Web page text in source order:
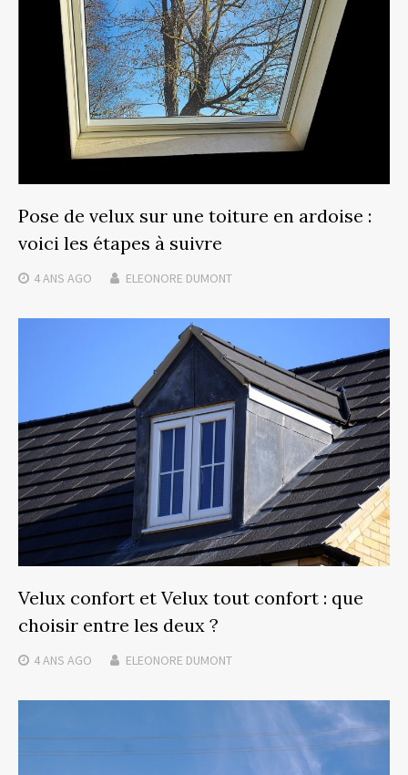
Pose de velux sur une toiture en ardoise :
voici les étapes à suivre
4 ANS AGO ELEONORE DUMONT
Velux confort et Velux tout confort : que
choisir entre les deux ?
4 ANS AGO ELEONORE DUMONT